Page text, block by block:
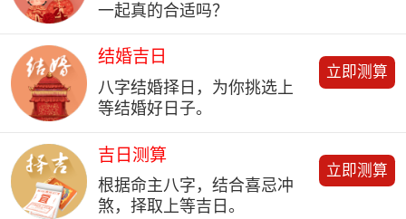
一起真的合适吗？
结婚吉日
八字结婚择日，为你挑选上
等结婚好日子。
立即测算
吉日测算
根据命主八字，结合喜忌冲
煞，择取上等吉日。
立即测算